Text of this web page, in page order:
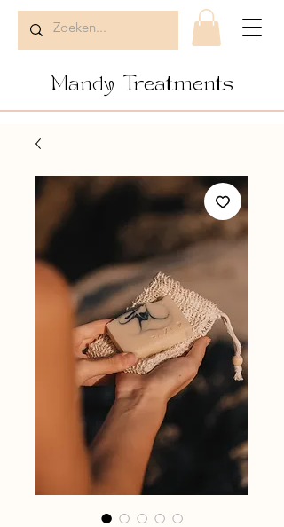
Mandy Treatments